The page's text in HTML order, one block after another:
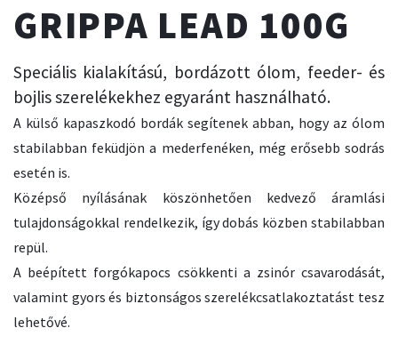
GRIPPA LEAD 100G
Speciális kialakítású, bordázott ólom, feeder- és
bojlis szerelékekhez egyaránt használható.
A külső kapaszkodó bordák segítenek abban, hogy az ólom
stabilabban feküdjön a mederfenéken, még erősebb sodrás
esetén is.
Középső nyílásának köszönhetően kedvező áramlási
tulajdonságokkal rendelkezik, így dobás közben stabilabban
repül.
A beépített forgókapocs csökkenti a zsinór csavarodását,
valamint gyors és biztonságos szerelékcsatlakoztatást tesz
lehetővé.